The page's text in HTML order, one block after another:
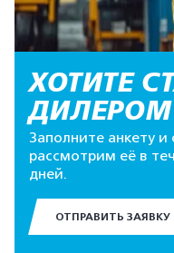
ХОТИТЕ
Заполните анкету
рассмотрим её в
дней.
ОТПРАВИТЬ ЗАЯВКУ